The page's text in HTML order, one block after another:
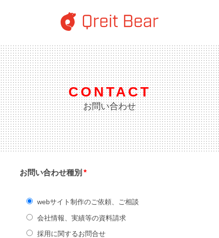
CONTACT
お問い合わせ
お問い合わせ種別 *
webサイト制作のご依頼、ご相談
会社情報、実績等の資料請求
採用に関するお問合せ